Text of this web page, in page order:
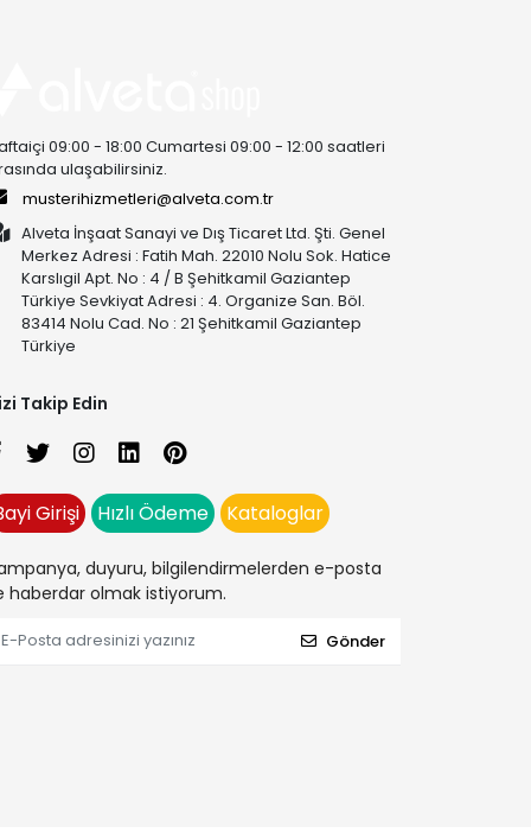
09:00 - 18:00 Cumartesi 09:00 - 12:00 saatleri
ulaşabilirsiniz.
musterihizmetleri@alveta.com.tr
Alveta İnşaat Sanayi ve Dış Ticaret Ltd. Şti. Genel
Merkez Adresi : Fatih Mah. 22010 Nolu Sok. Hatice
Karslıgil Apt. No : 4 / B Şehitkamil Gaziantep
Türkiye Sevkiyat Adresi : 4. Organize San. Böl.
83414 Nolu Cad. No : 21 Şehitkamil Gaziantep
Türkiye
Takip Edin
Girişi Hızlı Ödeme Kataloglar
duyuru, bilgilendirmelerden e-posta
haberdar olmak istiyorum.
Gönder